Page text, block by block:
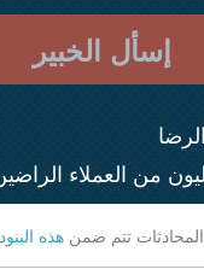
إسأل الخبير
المحادثات تتم ضمن هذه البنود